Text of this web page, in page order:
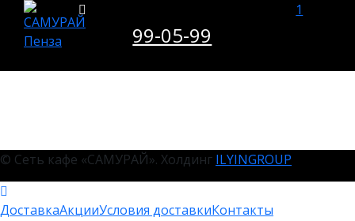
99-05-99
1
© Сеть кафе «САМУРАЙ». Холдинг ILYINGROUP
ДоставкаАкцииУсловия доставкиКонтакты